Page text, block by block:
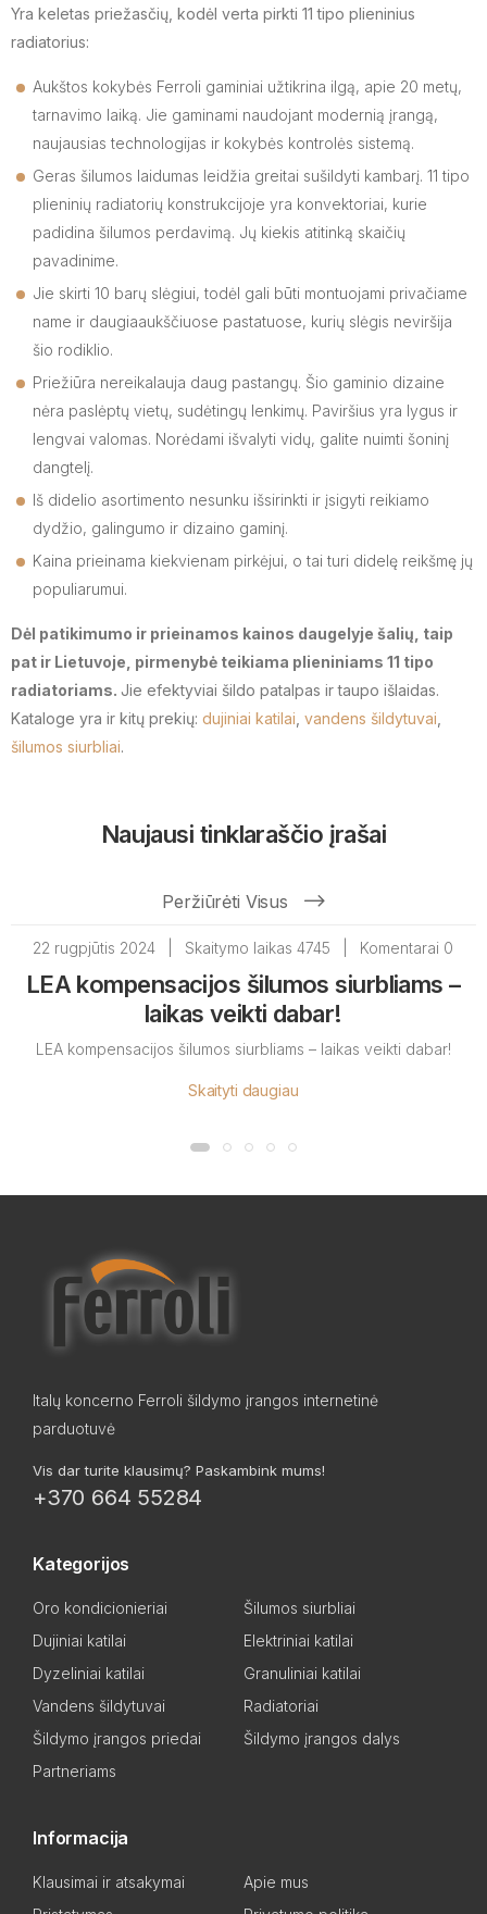
Yra keletas priežasčių, kodėl verta pirkti 11 tipo plieninius
radiatorius:
Aukštos kokybės Ferroli gaminiai užtikrina ilgą, apie 20 metų,
tarnavimo laiką. Jie gaminami naudojant modernią įrangą,
naujausias technologijas ir kokybės kontrolės sistemą.
Geras šilumos laidumas leidžia greitai sušildyti kambarį. 11 tipo
plieninių radiatorių konstrukcijoje yra konvektoriai, kurie
padidina šilumos perdavimą. Jų kiekis atitinką skaičių
pavadinime.
Jie skirti 10 barų slėgiui, todėl gali būti montuojami privačiame
name ir daugiaaukščiuose pastatuose, kurių slėgis neviršija
šio rodiklio.
Priežiūra nereikalauja daug pastangų. Šio gaminio dizaine
nėra paslėptų vietų, sudėtingų lenkimų. Paviršius yra lygus ir
lengvai valomas. Norėdami išvalyti vidų, galite nuimti šoninį
dangtelį.
Iš didelio asortimento nesunku išsirinkti ir įsigyti reikiamo
dydžio, galingumo ir dizaino gaminį.
Kaina prieinama kiekvienam pirkėjui, o tai turi didelę reikšmę jų
populiarumui.
Dėl patikimumo ir prieinamos kainos daugelyje šalių, taip
pat ir Lietuvoje, pirmenybė teikiama plieniniams 11 tipo
radiatoriams. Jie efektyviai šildo patalpas ir taupo išlaidas.
Kataloge yra ir kitų prekių: dujiniai katilai vandens šildytuvai
šilumos siurbliai.
Naujausi tinklaraščio įrašai
Peržiūrėti Visus
22 rugpjūtis 2024 Skaitymo laikas 4745 Komentarai 0
LEA kompensacijos šilumos siurbliams –
laikas veikti dabar!
LEA kompensacijos šilumos siurbliams – laikas veikti dabar!
Skaityti daugiau
Italų koncerno Ferroli šildymo įrangos internetinė
parduotuvė
Vis dar turite klausimų? Paskambink mums!
+370 664 55284
Kategorijos
Oro kondicionieriai
Šilumos siurbliai
Dujiniai katilai
Elektriniai katilai
Dyzeliniai katilai
Granuliniai katilai
Vandens šildytuvai
Radiatoriai
Šildymo įrangos priedai
Šildymo įrangos dalys
Partneriams
Informacija
Klausimai ir atsakymai
Apie mus